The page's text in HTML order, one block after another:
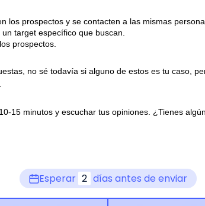
los prospectos y se contacten a las mismas
target específico que buscan.
prospectos.
no sé todavía si alguno de estos es tu caso,
15 minutos y escuchar tus opiniones. ¿Tienes
Esperar 2 días antes de enviar